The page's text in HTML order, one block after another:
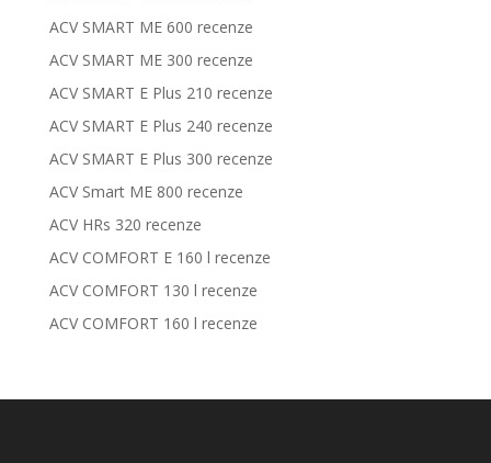
ACV SMART ME 600 recenze
ACV SMART ME 300 recenze
ACV SMART E Plus 210 recenze
ACV SMART E Plus 240 recenze
ACV SMART E Plus 300 recenze
ACV Smart ME 800 recenze
ACV HRs 320 recenze
ACV COMFORT E 160 l recenze
ACV COMFORT 130 l recenze
ACV COMFORT 160 l recenze